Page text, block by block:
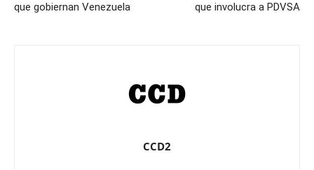
que gobiernan Venezuela
que involucra a PDVSA
CCD2